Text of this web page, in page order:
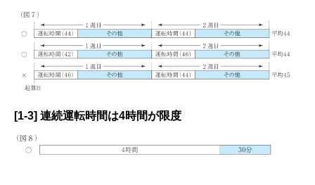
[1-3] 連続運転時間は4時間が限度